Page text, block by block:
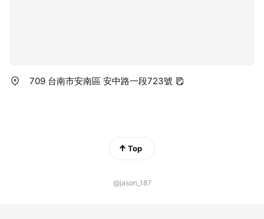
709 台南市安南區 安中路一段723號
Top
@jason_187